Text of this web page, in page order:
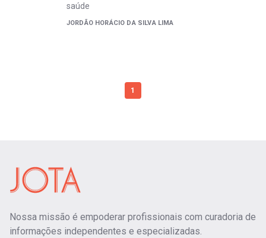
saúde
JORDÃO HORÁCIO DA SILVA LIMA
1
Nossa missão é empoderar profissionais com curadoria de
informações independentes e especializadas.